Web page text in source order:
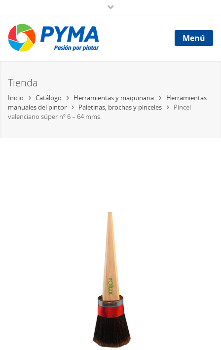
Menú
Tienda
Inicio Catálogo Herramientas y maquinaria
Herramientas
manuales del pintor
Paletinas, brochas y pinceles
Pincel
valenciano súper nº 6 – 64 mms.